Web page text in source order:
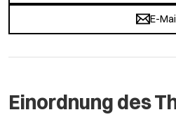
E-
Einordnung des